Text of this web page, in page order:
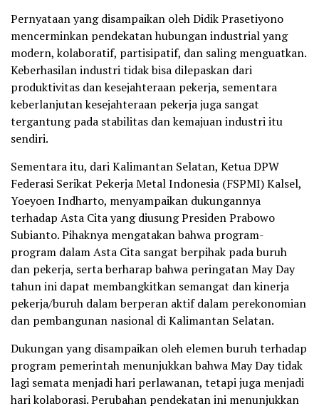
Pernyataan yang disampaikan oleh Didik Prasetiyono
mencerminkan pendekatan hubungan industrial yang
modern, kolaboratif, partisipatif, dan saling menguatkan.
Keberhasilan industri tidak bisa dilepaskan dari
produktivitas dan kesejahteraan pekerja, sementara
keberlanjutan kesejahteraan pekerja juga sangat
tergantung pada stabilitas dan kemajuan industri itu
sendiri.
Sementara itu, dari Kalimantan Selatan, Ketua DPW
Federasi Serikat Pekerja Metal Indonesia (FSPMI) Kalsel,
Yoeyoen Indharto, menyampaikan dukungannya
terhadap Asta Cita yang diusung Presiden Prabowo
Subianto. Pihaknya mengatakan bahwa program-
program dalam Asta Cita sangat berpihak pada buruh
dan pekerja, serta berharap bahwa peringatan May Day
tahun ini dapat membangkitkan semangat dan kinerja
pekerja/buruh dalam berperan aktif dalam perekonomian
dan pembangunan nasional di Kalimantan Selatan.
Dukungan yang disampaikan oleh elemen buruh terhadap
program pemerintah menunjukkan bahwa May Day tidak
lagi semata menjadi hari perlawanan, tetapi juga menjadi
hari kolaborasi. Perubahan pendekatan ini menunjukkan